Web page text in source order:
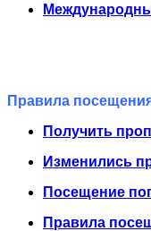
Правила
Получить
Изменились
Посещение
Правила